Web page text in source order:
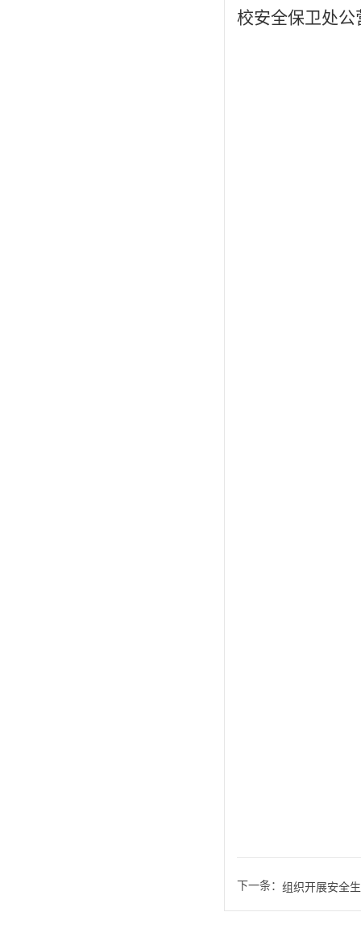
校安全保卫处公
下一条： 组织开展安全